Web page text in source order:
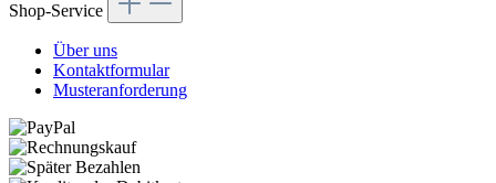
Shop-Service
Über uns
Kontaktformular
Musteranforderung